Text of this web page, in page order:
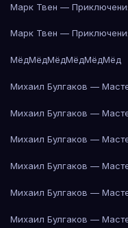
Марк Твен —
Марк Твен —
МёдМёдМёдМёдМёдМёд
Михаил Булгаков —
Михаил Булгаков —
Михаил Булгаков —
Михаил Булгаков —
Михаил Булгаков —
Михаил Булгаков —